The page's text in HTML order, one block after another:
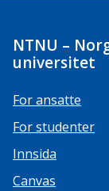
NTNU –
universitet
For ansatte
For studenter
Innsida
Canvas